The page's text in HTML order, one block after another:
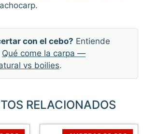
con el cebo? Entiende
Qué come la carpa —
vs boilies.
RELACIONADOS